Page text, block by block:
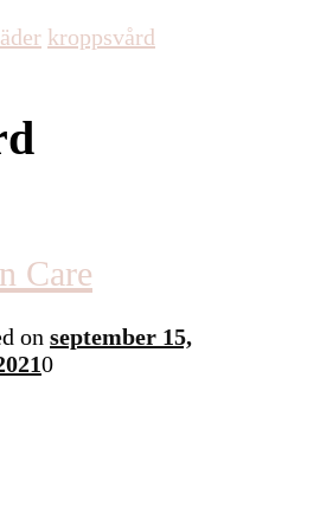
kroppsvård
Care
on september 15,
0